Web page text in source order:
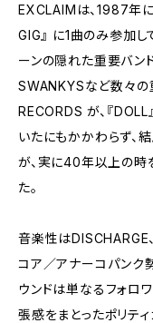
EXCLAIMは、1987年
GIG』 に1曲のみ参加し
ーンの隠れた重要バンド
SWANKYSなど数々
RECORDS が、『
いたにもかかわらず、
が、実に40年以上の時
た。
音楽性はDISCHARGE
コア／アナーコパンク
ウンドは単なるフォロ
張感をまとったポリテ